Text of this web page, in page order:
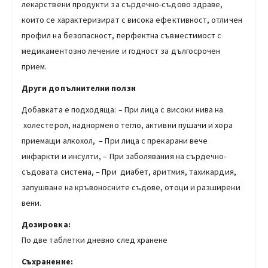
лекарствени продукти за сърдечно-съдово здраве,
които се характеризират с висока ефективност, отличен
профил на безопасност, перфектна съвместимост с
медикаментозно лечение и годност за дългосрочен
прием.
Други допълнителни ползи
Добавката е подходяща: – При лица с високи нива на
холестерол, наднормено тегло, активни пушачи и хора
приемащи алкохол, – При лица с прекарани вече
инфаркти и инсулти, – При заболявания на сърдечно-
съдовата система, – При диабет, аритмия, тахикардия,
запушване на кръвоносните съдове, отоци и разширени
вени.
Дозировка:
По две таблетки дневно след хранене
Съхранение: